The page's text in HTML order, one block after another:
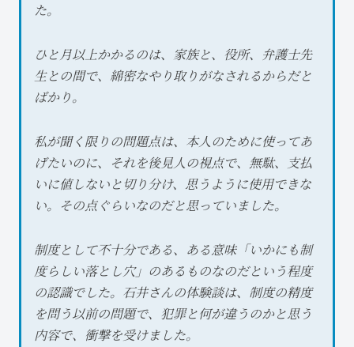
た。
ひと月以上かかるのは、家族と、役所、弁護士先
生との間で、綿密なやり取りがなされるからだと
ばかり。
私が聞く限りの問題点は、本人のために使ってあ
げたいのに、それを後見人の視点で、無駄、支払
いに値しないと切り分け、思うように使用できな
い。その点ぐらいなのだと思っていました。
制度として不十分である、ある意味「いかにも制
度らしい落とし穴」のあるものなのだという程度
の認識でした。石井さんの体験談は、制度の精度
を問う以前の問題で、犯罪と何が違うのかと思う
内容で、衝撃を受けました。